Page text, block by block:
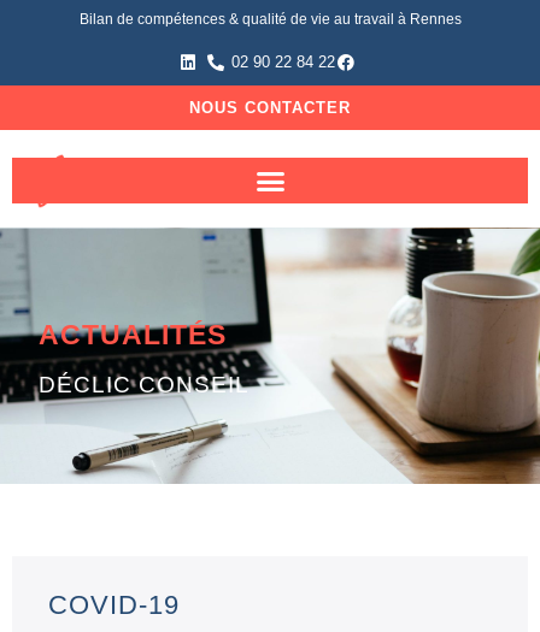
Bilan de compétences & qualité de vie au travail à Rennes
02 90 22 84 22
NOUS CONTACTER
ACTUALITÉS
DÉCLIC CONSEIL
COVID-19